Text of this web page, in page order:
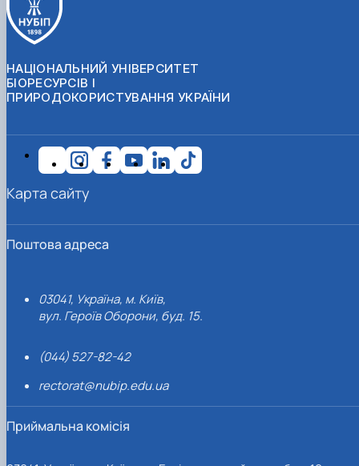
НАЦІОНАЛЬНИЙ УНІВЕРСИТЕТ
БІОРЕСУРСІВ І
ПРИРОДОКОРИСТУВАННЯ УКРАЇНИ
Поштова адреса
03041, Україна, м. Київ,
вул. Героїв Оборони, буд. 15.
(044) 527-82-42
rectorat@nubip.edu.ua
Приймальна комісія
Карта сайту